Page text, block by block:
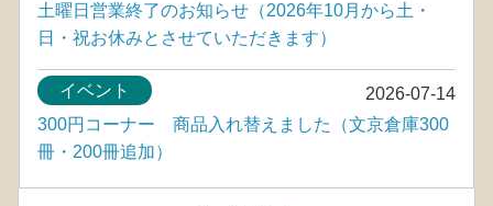
土曜日営業終了のお知らせ（2026年10月から土・
日・祝お休みとさせていただきます）
2026-07-14
イベント
300円コーナー 商品入れ替えました（文京倉庫300
冊・200冊追加）